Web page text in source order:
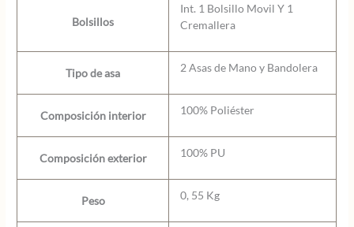
Bolsillos
Int. 1 Bolsillo Movil Y 1
Cremallera
Tipo de asa 2 Asas de Mano y Bandolera
Composición interior 100% Poliéster
Composición exterior 100% PU
Peso 0, 55 Kg